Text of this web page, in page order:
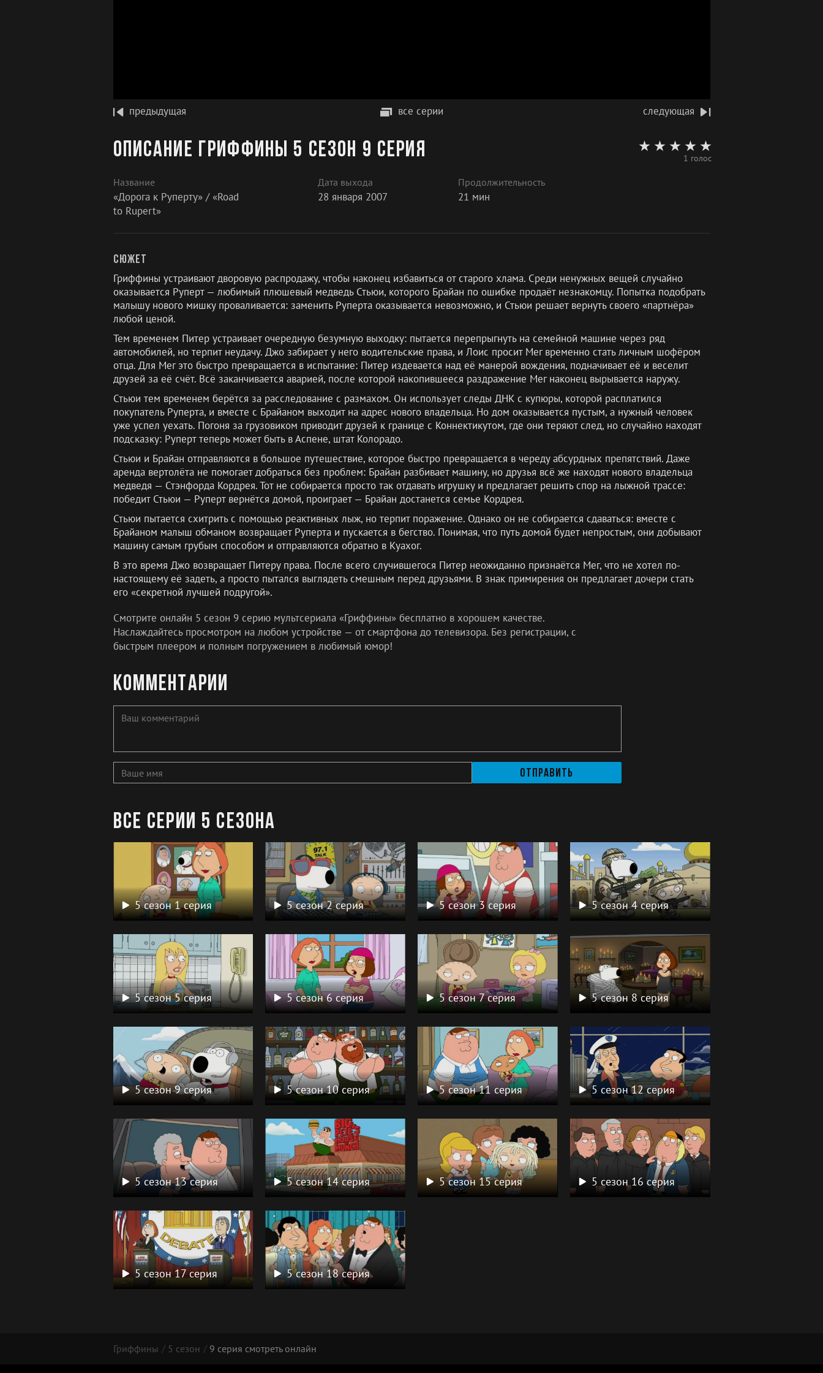
предыдущая все серии следующая
1 голос
Описание Гриффины 5 сезон 9 серия
Название
«Дорога к Руперту» / «Road
to Rupert»
Дата выхода
28 января 2007
Продолжительность
21 мин
Сюжет
Гриффины устраивают дворовую распродажу, чтобы наконец избавиться от старого хлама. Среди ненужных вещей случайно
оказывается Руперт — любимый плюшевый медведь Стьюи, которого Брайан по ошибке продаёт незнакомцу. Попытка подобрать
малышу нового мишку проваливается: заменить Руперта оказывается невозможно, и Стьюи решает вернуть своего «партнёра»
любой ценой.
Тем временем Питер устраивает очередную безумную выходку: пытается перепрыгнуть на семейной машине через ряд
автомобилей, но терпит неудачу. Джо забирает у него водительские права, и Лоис просит Мег временно стать личным шофёром
отца. Для Мег это быстро превращается в испытание: Питер издевается над её манерой вождения, подначивает её и веселит
друзей за её счёт. Всё заканчивается аварией, после которой накопившееся раздражение Мег наконец вырывается наружу.
Стьюи тем временем берётся за расследование с размахом. Он использует следы ДНК с купюры, которой расплатился
покупатель Руперта, и вместе с Брайаном выходит на адрес нового владельца. Но дом оказывается пустым, а нужный человек
уже успел уехать. Погоня за грузовиком приводит друзей к границе с Коннектикутом, где они теряют след, но случайно находят
подсказку: Руперт теперь может быть в Аспене, штат Колорадо.
Стьюи и Брайан отправляются в большое путешествие, которое быстро превращается в череду абсурдных препятствий. Даже
аренда вертолёта не помогает добраться без проблем: Брайан разбивает машину, но друзья всё же находят нового владельца
медведя — Стэнфорда Кордрея. Тот не собирается просто так отдавать игрушку и предлагает решить спор на лыжной трассе:
победит Стьюи — Руперт вернётся домой, проиграет — Брайан достанется семье Кордрея.
Стьюи пытается схитрить с помощью реактивных лыж, но терпит поражение. Однако он не собирается сдаваться: вместе с
Брайаном малыш обманом возвращает Руперта и пускается в бегство. Понимая, что путь домой будет непростым, они добывают
машину самым грубым способом и отправляются обратно в Куахог.
В это время Джо возвращает Питеру права. После всего случившегося Питер неожиданно признаётся Мег, что не хотел по-
настоящему её задеть, а просто пытался выглядеть смешным перед друзьями. В знак примирения он предлагает дочери стать
его «секретной лучшей подругой».
Смотрите онлайн 5 сезон 9 серию мультсериала «Гриффины» бесплатно в хорошем качестве.
Наслаждайтесь просмотром на любом устройстве — от смартфона до телевизора. Без регистрации, с
быстрым плеером и полным погружением в любимый юмор!
Комментарии
Отправить
Все серии 5 сезона
5 сезон 1 серия 5 сезон 2 серия 5 сезон 3 серия 5 сезон 4 серия
5 сезон 5 серия 5 сезон 6 серия 5 сезон 7 серия 5 сезон 8 серия
5 сезон 9 серия 5 сезон 10 серия 5 сезон 11 серия 5 сезон 12 серия
5 сезон 13 серия 5 сезон 14 серия 5 сезон 15 серия 5 сезон 16 серия
5 сезон 17 серия 5 сезон 18 серия
Гриффины 5 сезон 9 серия смотреть онлайн